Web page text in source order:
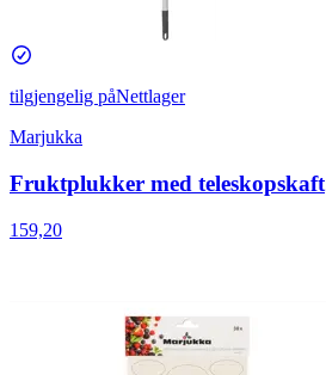
tilgjengelig påNettlager
Marjukka
Fruktplukker med teleskopskaft
159,20